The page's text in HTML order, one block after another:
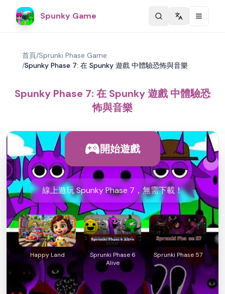
Spunky Game Change
首頁/Sprunki Phase Game
/Spunky Phase 7: 在 Spunky 遊戲 中體驗恐怖與音樂
Spunky Phase 7: 在 Spunky 遊戲 中體驗恐
怖與音樂
開始遊戲
線上遊玩 Spunky Phase 7，無需下載！
Happy Land
Sprunki Phase 6
Alive
Sprunki Phase 57